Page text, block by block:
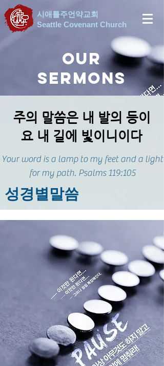
시애틀주언약교회
Seattle Covenant Church
OUR
SERMONS
주의 말씀은 내 발의 등이
요 내 길에 빛이니이다
Your word is a lamp to my feet and a light
for my path. Psalms 119:105
​성경별말씀